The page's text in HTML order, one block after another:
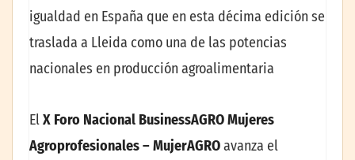
igualdad en España que en esta décima edición se
traslada a Lleida como una de las potencias
nacionales en producción agroalimentaria
ElX Foro Nacional BusinessAGRO Mujeres
Agroprofesionales – MujerAGROavanza el